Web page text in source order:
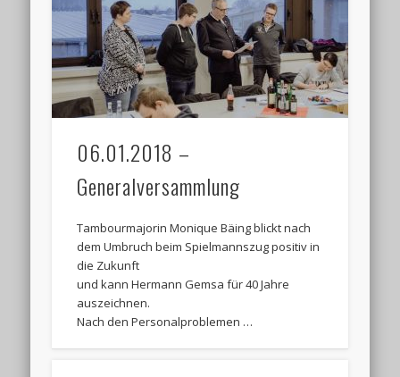
Termine:
06.01.2018 –
Generalversammlung
Tambourmajorin Monique Bäing blickt nach
dem Umbruch beim Spielmannszug positiv in
die Zukunft
und kann Hermann Gemsa für 40 Jahre
auszeichnen.
Nach den Personalproblemen …